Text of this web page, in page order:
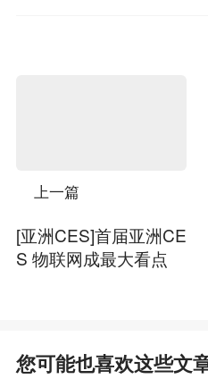
上一篇
[亚洲CES]首届亚洲CE
S 物联网成最大看点
您可能也喜欢这些文